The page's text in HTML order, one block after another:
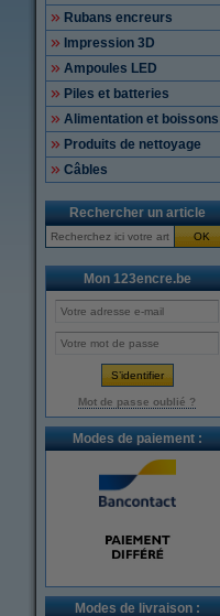
Rubans encreurs
Impression 3D
Ampoules LED
Piles et batteries
Alimentation et boissons
Produits de nettoyage
Câbles
Rechercher un article
OK
Mon 123encre.be
Mot de passe oublié ?
Modes de paiement :
Modes de livraison :